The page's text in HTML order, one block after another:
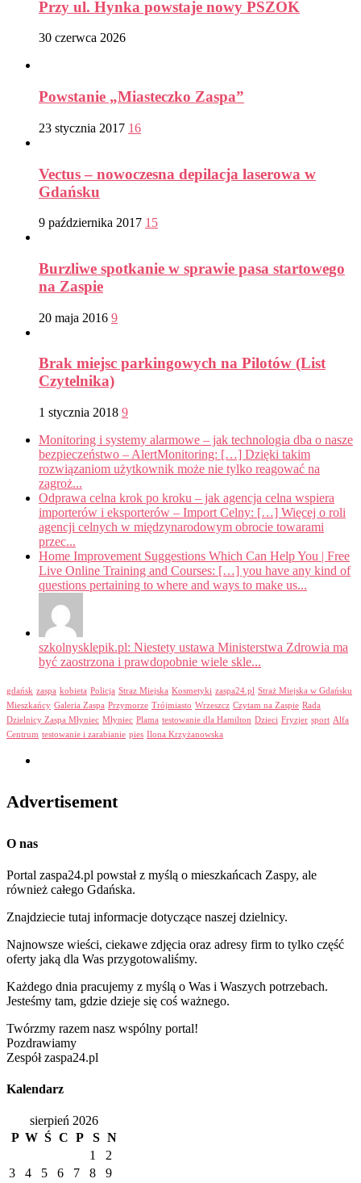
Przy ul. Hynka powstaje nowy PSZOK
30 czerwca 2026
Powstanie „Miasteczko Zaspa”
23 stycznia 2017 16
Vectus – nowoczesna depilacja laserowa w
Gdańsku
9 października 2017 15
Burzliwe spotkanie w sprawie pasa startowego
na Zaspie
20 maja 2016 9
Brak miejsc parkingowych na Pilotów (List
Czytelnika)
1 stycznia 2018 9
Monitoring i systemy alarmowe – jak technologia dba o nasze
bezpieczeństwo – AlertMonitoring: […] Dzięki takim
rozwiązaniom użytkownik może nie tylko reagować na
zagroż...
Odprawa celna krok po kroku – jak agencja celna wspiera
importerów i eksporterów – Import Celny: […] Więcej o roli
agencji celnych w międzynarodowym obrocie towarami
przec...
Home Improvement Suggestions Which Can Help You | Free
Live Online Training and Courses: […] you have any kind of
questions pertaining to where and ways to make us...
szkolnysklepik.pl: Niestety ustawa Ministerstwa Zdrowia ma
być zaostrzona i prawdopobnie wiele skle...
gdańsk zaspa kobieta Policja Straz Miejska Kosmetyki zaspa24.pl Straż Miejska w Gdańsku
Mieszkańcy Galeria Zaspa Przymorze Trójmiasto Wrzeszcz Czytam na Zaspie Rada
Dzielnicy Zaspa Młyniec Młyniec Plama testowanie dla Hamilton Dzieci Fryzjer sport Alfa
Centrum testowanie i zarabianie pies Ilona Krzyżanowska
Advertisement
O nas
Portal zaspa24.pl powstał z myślą o mieszkańcach Zaspy, ale
również całego Gdańska.
Znajdziecie tutaj informacje dotyczące naszej dzielnicy.
Najnowsze wieści, ciekawe zdjęcia oraz adresy firm to tylko część
oferty jaką dla Was przygotowaliśmy.
Każdego dnia pracujemy z myślą o Was i Waszych potrzebach.
Jesteśmy tam, gdzie dzieje się coś ważnego.
Twórzmy razem nasz wspólny portal!
Pozdrawiamy
Zespół zaspa24.pl
Kalendarz
sierpień 2026
P W Ś C P S N
1
2
3
4 5 6 7 8
9